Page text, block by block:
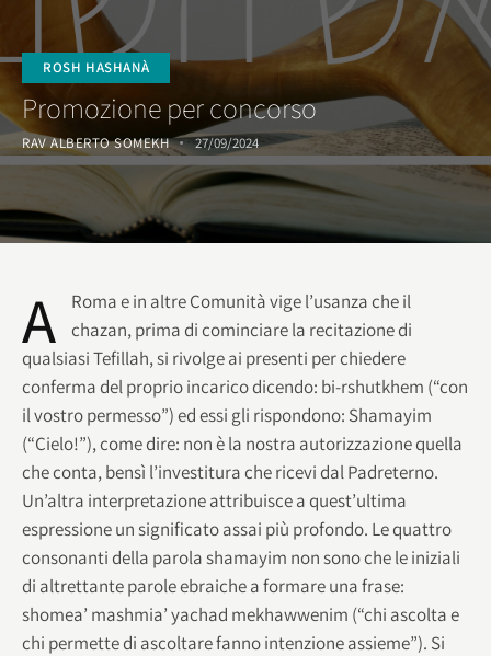
ROSH HASHANÀ
Promozione per concorso
RAV ALBERTO SOMEKH 27/09/2024
A
Roma e in altre Comunità vige l’usanza che il
chazan, prima di cominciare la recitazione di
qualsiasi Tefillah, si rivolge ai presenti per chiedere
conferma del proprio incarico dicendo: bi-rshutkhem (“con
il vostro permesso”) ed essi gli rispondono: Shamayim
(“Cielo!”), come dire: non è la nostra autorizzazione quella
che conta, bensì l’investitura che ricevi dal Padreterno.
Un’altra interpretazione attribuisce a quest’ultima
espressione un significato assai più profondo. Le quattro
consonanti della parola shamayim non sono che le iniziali
di altrettante parole ebraiche a formare una frase:
shomea’ mashmia’ yachad mekhawwenim (“chi ascolta e
chi permette di ascoltare fanno intenzione assieme”). Si